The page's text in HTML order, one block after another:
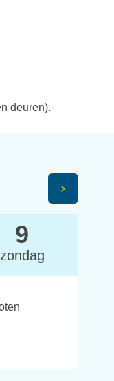
deuren).
van
9
zondag